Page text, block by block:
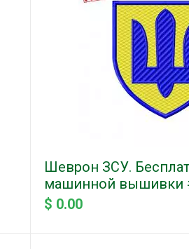
Шеврон ЗСУ.
машинной вышивки
$ 0.00